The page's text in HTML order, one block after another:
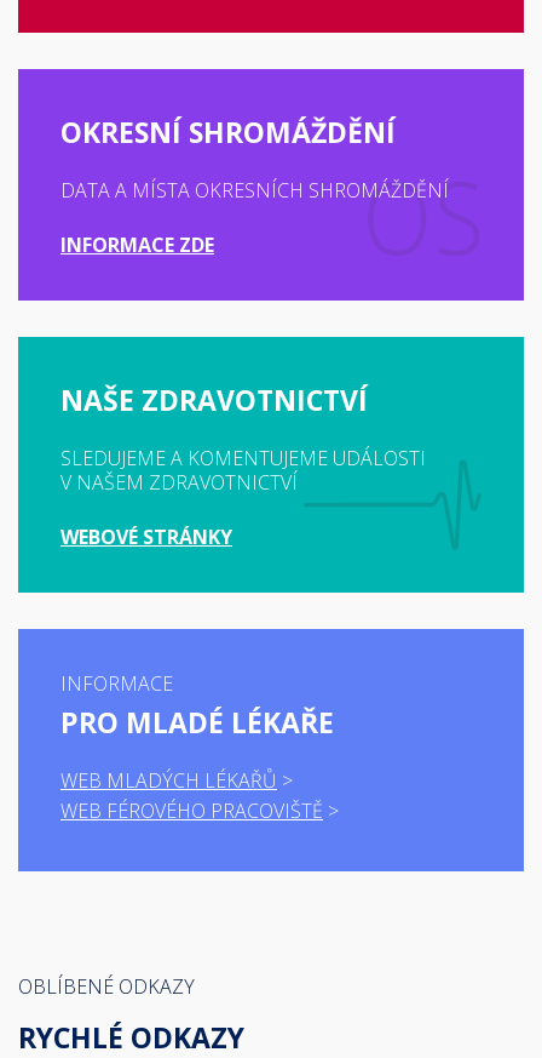
OKRESNÍ SHROMÁŽDĚNÍ
DATA A MÍSTA OKRESNÍCH SHROMÁŽDĚNÍ
INFORMACE ZDE
NAŠE ZDRAVOTNICTVÍ
SLEDUJEME A KOMENTUJEME UDÁLOSTI
V NAŠEM ZDRAVOTNICTVÍ
WEBOVÉ STRÁNKY
INFORMACE
PRO MLADÉ LÉKAŘE
WEB MLADÝCH LÉKAŘŮ
WEB FÉROVÉHO PRACOVIŠTĚ
OBLÍBENÉ ODKAZY
RYCHLÉ ODKAZY